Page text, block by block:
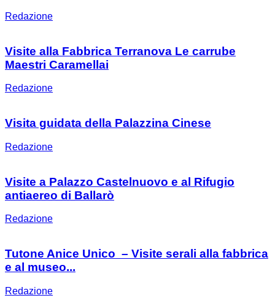
Redazione
Visite alla Fabbrica Terranova Le carrube
Maestri Caramellai
Redazione
Visita guidata della Palazzina Cinese
Redazione
Visite a Palazzo Castelnuovo e al Rifugio
antiaereo di Ballarò
Redazione
Tutone Anice Unico – Visite serali alla fabbrica
e al museo...
Redazione